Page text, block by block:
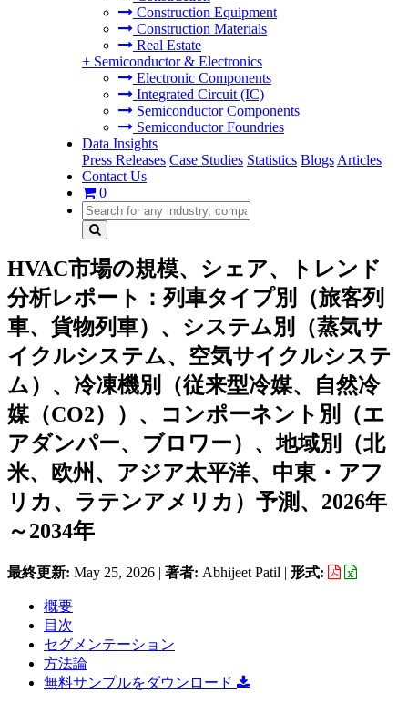
Construction Equipment
Construction Materials
Real Estate
+ Semiconductor & Electronics
Electronic Components
Integrated Circuit (IC)
Semiconductor Components
Semiconductor Foundries
Data Insights
Press Releases Case Studies Statistics Blogs Articles
Contact Us
0
HVAC市場の規模、シェア、トレンド
分析レポート：列車タイプ別（旅客列
車、貨物列車）、システム別（蒸気サ
イクルシステム、空気サイクルシステ
ム）、冷凍機別（従来型冷媒、自然冷
媒（CO2））、コンポーネント別（エ
アダンパー、ブロワー）、地域別（北
米、欧州、アジア太平洋、中東・アフ
リカ、ラテンアメリカ）予測、2026年
～2034年
最終更新: May 25, 2026 | 著者: Abhijeet Patil | 形式:
概要
目次
セグメンテーション
方法論
無料サンプルをダウンロード